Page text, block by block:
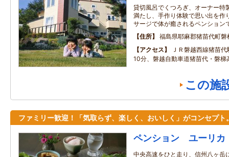
貸切風呂でくつろぎ、オーナー特
満たし、手作り体験で思い出を作
サージで体が癒されるペンション
住所
福島県耶麻郡猪苗代町磐
アクセス
ＪＲ磐越西線猪苗
10分、磐越自動車道猪苗代・磐梯
この施
ファミリー歓迎！「気取らず、楽しく、おいしく」がコンセプト
ペンション ユーリカ
中央高速をひと走り、信州八ヶ岳